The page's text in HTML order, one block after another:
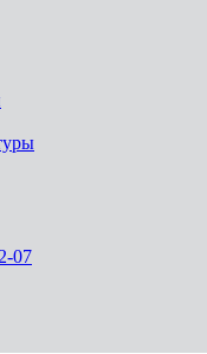
07